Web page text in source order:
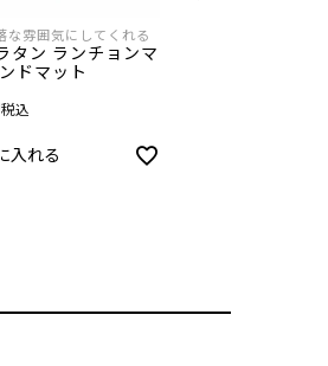
な雰囲気にしてくれる
タン ランチョンマ
ドマット
税込
入れる